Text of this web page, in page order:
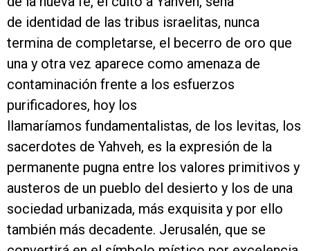
de identidad de las tribus israelitas, nunca
termina de completarse, el becerro de oro que
una y otra vez aparece como amenaza de
contaminación frente a los esfuerzos
purificadores, hoy los
llamaríamos fundamentalistas, de los levitas, los
sacerdotes de Yahveh, es la expresión de la
permanente pugna entre los valores primitivos y
austeros de un pueblo del desierto y los de una
sociedad urbanizada, más exquisita y por ello
también más decadente. Jerusalén, que se